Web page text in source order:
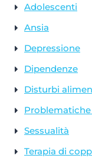
Adolescenti
Ansia
Depressione
Dipendenze
Disturbi
Sessualità
Terapia di